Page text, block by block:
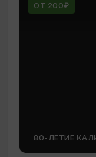
ОТ 200₽
80-ЛЕТИЕ